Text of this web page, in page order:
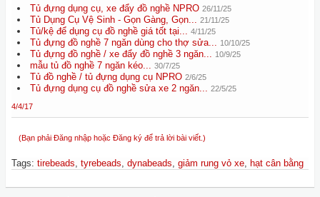
Tủ đựng dụng cụ, xe đẩy đồ nghề NPRO 26/11/25
Tủ Dụng Cụ Vệ Sinh - Gọn Gàng, Gọn... 21/11/25
Tủ/kệ để dụng cụ đồ nghề giá tốt tại... 4/11/25
Tủ đựng đồ nghề 7 ngăn dùng cho thợ sửa... 10/10/25
Tủ đựng đồ nghề / xe đẩy đồ nghề 3 ngăn... 10/9/25
mẫu tủ đồ nghề 7 ngăn kéo... 30/7/25
Tủ đồ nghề / tủ đựng dụng cụ NPRO 2/6/25
Tủ đựng dụng cụ đồ nghề sửa xe 2 ngăn... 22/5/25
4/4/17
(Bạn phải Đăng nhập hoặc Đăng ký để trả lời bài viết.)
Tags: tirebeads, tyrebeads, dynabeads, giảm rung vỏ xe, hạt cân bằng